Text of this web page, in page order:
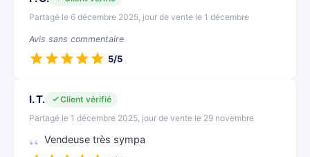
Partagé le 6 décembre 2025, jour de vente le 1 décembre
Avis sans commentaire
5/5
I. T.
Client vérifié
Partagé le 1 décembre 2025, jour de vente le 29 novembre
Vendeuse très sympa